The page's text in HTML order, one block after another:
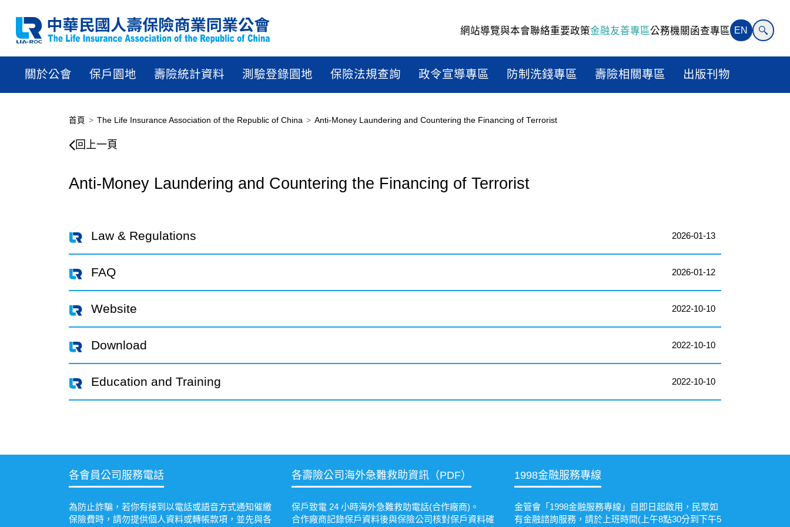
網站導覽與本會聯絡重要政策金融友善專區公務機關函查專區 EN
關於公會 保戶園地 壽險統計資料 測驗登錄園地 保險法規查詢 政令宣導專區 防制洗錢專區 壽險相關專區 出版刊物
首頁 The Life Insurance Association of the Republic of China Anti-Money Laundering and Countering the Financing of Terrorist
回上一頁
Anti-Money Laundering and Countering the Financing of Terrorist
Law & Regulations 2026-01-13
FAQ 2026-01-12
Website 2022-10-10
Download 2022-10-10
Education and Training 2022-10-10
各會員公司服務電話
為防止詐騙，若你有接到以電話或語音方式通知催繳
保險費時，請勿提供個人資料或轉帳款項，並先與各
各壽險公司海外急難救助資訊（PDF）
保戶致電 24 小時海外急難救助電話(合作廠商)。
合作廠商記錄保戶資料後與保險公司核對保戶資料確
1998金融服務專線
金管會「1998金融服務專線」自即日起啟用，民眾如
有金融諮詢服務，請於上班時間(上午8點30分到下午5